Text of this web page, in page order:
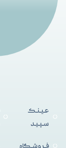
عینک
سپید
فروشگاه